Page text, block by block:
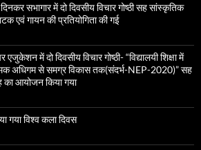
सभागार में दो दिवसीय विचार गोष्ठी सह सांस्कृतिक
एवं गायन की प्रतियोगिता की गई
में दो दिवसीय विचार गोष्ठी- “विद्यालयी शिक्षा में
अधिगम से समग्र विकास तक(संदर्भ-NEP-2020)” सह
का आयोजन किया गया
गया विश्व कला दिवस